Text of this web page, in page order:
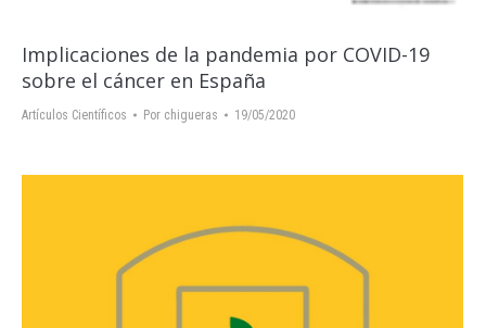
Implicaciones de la pandemia por COVID-19
sobre el cáncer en España
Artículos Científicos Por chigueras 19/05/2020